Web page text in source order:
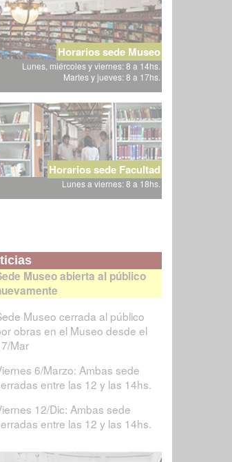
Horarios sede Museo
Lunes, miércoles y viernes: 8 a 14hs.
Martes y jueves: 8 a 17hs.
Horarios sede Facultad
Lunes a viernes: 8 a 18hs.
Museo abierta al público
Museo cerrada al público
obras en el Museo desde el
Mar
6/Marzo: Ambas sede
entre las 12 y las 14hs.
12/Dic: Ambas sede
entre las 12 y las 14hs.